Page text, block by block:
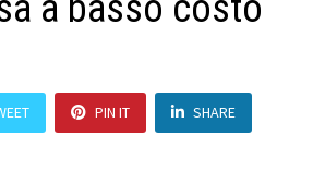
PIN IT SHARE